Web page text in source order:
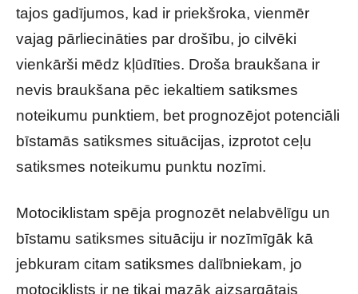
tajos gadījumos, kad ir priekšroka, vienmēr
vajag pārliecināties par drošību, jo cilvēki
vienkārši mēdz kļūdīties. Droša braukšana ir
nevis braukšana pēc iekaltiem satiksmes
noteikumu punktiem, bet prognozējot potenciāli
bīstamās satiksmes situācijas, izprotot ceļu
satiksmes noteikumu punktu nozīmi.
Motociklistam spēja prognozēt nelabvēlīgu un
bīstamu satiksmes situāciju ir nozīmīgāk kā
jebkuram citam satiksmes dalībniekam, jo
motociklists ir ne tikai mazāk aizsargātais